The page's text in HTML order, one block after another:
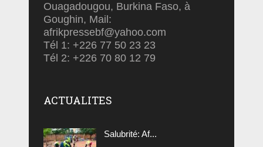
Ouagadougou, Burkina Faso, à
Goughin, Mail:
afrikpressebf@yahoo.com
Tél 1: +226 77 50 23 23
Tél 2: +226 70 80 12 79
ACTUALITES
Salubrité: Af...